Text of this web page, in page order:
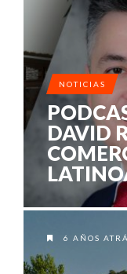
NOTICIAS
DAVID
6 AÑOS